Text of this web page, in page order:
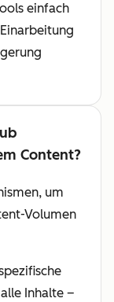
einfach
Content?
um
Volumen
Inhalte –